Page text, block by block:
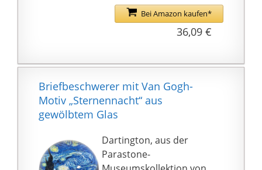
Holzkarton besteht. Sie
ist innen mit einem
Schwamm umwickelt,
zu schützen. Wenn das
wird, kann die
Geschenkbox auch als
Aufbewahrungsbox für
ähnlichen Schmuck
verwendet werden. Ihr
Sammlerstück.
Bei Amazon kaufen*
36,09 €
Briefbeschwerer mit Van Gogh-
Motiv „Sternennacht“ aus
gewölbtem Glas
Dartington, aus der
Parastone-